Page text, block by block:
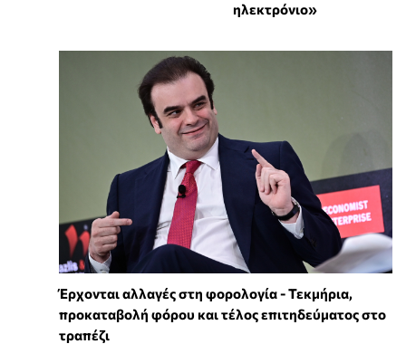
ηλεκτρόνιο»
Έρχονται αλλαγές στη φορολογία - Τεκμήρια,
προκαταβολή φόρου και τέλος επιτηδεύματος στο
τραπέζι